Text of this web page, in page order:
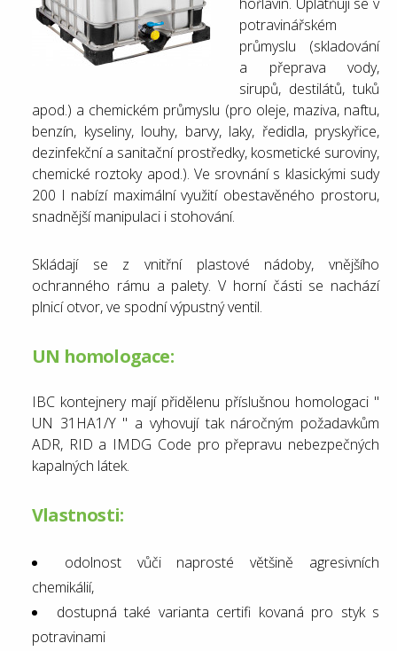
hořlavin. Uplatňují se v
potravinářském
průmyslu (skladování
a přeprava vody,
sirupů, destilátů, tuků
apod.) a chemickém průmyslu (pro oleje, maziva, naftu,
benzín, kyseliny, louhy, barvy, laky, ředidla, pryskyřice,
dezinfekční a sanitační prostředky, kosmetické suroviny,
chemické roztoky apod.). Ve srovnání s klasickými sudy
200 l nabízí maximální využití obestavěného prostoru,
snadnější manipulaci i stohování.
Skládají se z vnitřní plastové nádoby, vnějšího
ochranného rámu a palety. V horní části se nachází
plnicí otvor, ve spodní výpustný ventil.
UN homologace:
IBC kontejnery mají přidělenu příslušnou homologaci "
UN 31HA1/Y " a vyhovují tak náročným požadavkům
ADR, RID a IMDG Code pro přepravu nebezpečných
kapalných látek.
Vlastnosti:
odolnost vůči naprosté většině agresivních
chemikálií,
dostupná také varianta certifi kovaná pro styk s
potravinami